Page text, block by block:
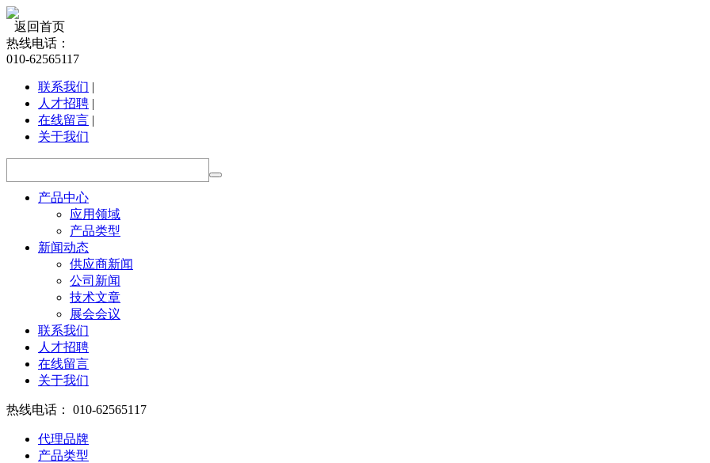
返回首页
热线电话：
010-62565117
联系我们 |
人才招聘 |
在线留言 |
关于我们
产品中心
应用领域
产品类型
新闻动态
供应商新闻
公司新闻
技术文章
展会会议
联系我们
人才招聘
在线留言
关于我们
热线电话： 010-62565117
代理品牌
产品类型